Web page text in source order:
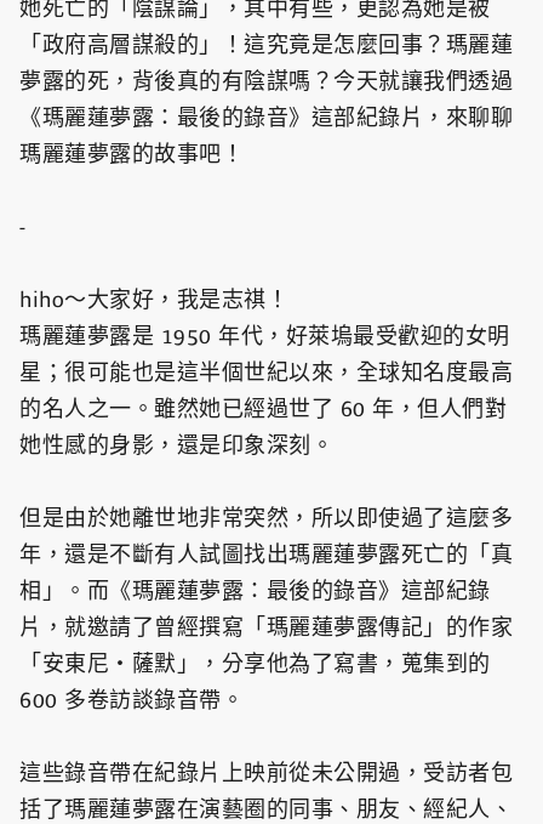
她死亡的「陰謀論」，其中有些，更認為她是被
「政府高層謀殺的」！這究竟是怎麼回事？瑪麗蓮
夢露的死，背後真的有陰謀嗎？今天就讓我們透過
《瑪麗蓮夢露：最後的錄音》這部紀錄片，來聊聊
瑪麗蓮夢露的故事吧！
-
hiho～大家好，我是志祺！
瑪麗蓮夢露是 1950 年代，好萊塢最受歡迎的女明
星；很可能也是這半個世紀以來，全球知名度最高
的名人之一。雖然她已經過世了 60 年，但人們對
她性感的身影，還是印象深刻。
但是由於她離世地非常突然，所以即使過了這麼多
年，還是不斷有人試圖找出瑪麗蓮夢露死亡的「真
相」。而《瑪麗蓮夢露：最後的錄音》這部紀錄
片，就邀請了曾經撰寫「瑪麗蓮夢露傳記」的作家
「安東尼・薩默」，分享他為了寫書，蒐集到的
600 多卷訪談錄音帶。
這些錄音帶在紀錄片上映前從未公開過，受訪者包
括了瑪麗蓮夢露在演藝圈的同事、朋友、經紀人、